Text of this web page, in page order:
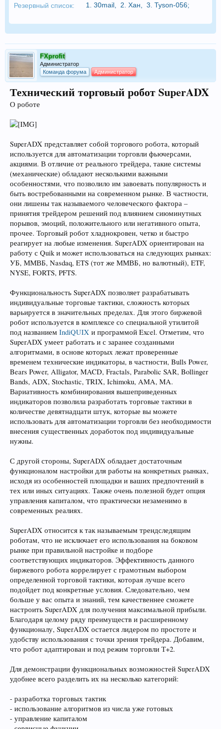
Резервный список:
1. 30mail 2. Хан 3. Tyson-056;
FXprofit
Администратор
Команда форума
Администратор
Технический торговый робот SuperADX
О роботе
SuperADX представляет собой торгового робота, который
используется для автоматизации торговли фьючерсами,
акциями. В отличие от реального трейдера, такие системы
(механические) обладают несколькими важными
особенностями, что позволило им завоевать популярность и
быть востребованными на современном рынке. В частности,
они лишены так называемого человеческого фактора –
принятия трейдером решений под влиянием сиюминутных
порывов, эмоций, положительного или негативного опыта,
прочее. Торговый робот хладнокровен, четко и быстро
реагирует на любые изменения. SuperADX ориентирован на
работу с Quik и может использоваться на следующих рынках:
УБ, ММВБ, Nasdaq, ETS (тот же ММВБ, но валютный), ETF,
NYSE, FORTS, PFTS.
Функциональность SuperADX позволяет разрабатывать
индивидуальные торговые тактики, сложность которых
варьируется в значительных пределах. Для этого биржевой
робот используется в комплексе со специальной утилитой
под названием IndiQUIX и программой Excel. Отметим, что
SuperADX умеет работать и с заранее созданными
алгоритмами, в основе которых лежат проверенные
временем технические индикаторы, в частности, Bulls Power,
Bears Power, Alligator, MACD, Fractals, Parabolic SAR, Bollinger
Bands, ADX, Stochastic, TRIX, Ichimoku, AMA, MA.
Вариативность комбинирования вышеприведенных
индикаторов позволила разработать торговые тактики в
количестве девятнадцати штук, которые вы можете
использовать для автоматизации торговли без необходимости
внесения существенных доработок под индивидуальные
нужны.
С другой стороны, SuperADX обладает достаточным
функционалом настройки для работы на конкретных рынках,
исходя из особенностей площадки и ваших предпочтений в
тех или иных ситуациях. Также очень полезной будет опция
управления капиталом, что практически незаменимо в
современных реалиях.
SuperADX относится к так называемым трендследящим
роботам, что не исключает его использования на боковом
рынке при правильной настройке и подборе
соответствующих индикаторов. Эффективность данного
биржевого робота коррелирует с грамотным выбором
определенной торговой тактики, которая лучше всего
подойдет под конкретные условия. Следовательно, чем
больше у вас опыта и знаний, тем качественнее сможете
настроить SuperADX для получения максимальной прибыли.
Благодаря целому ряду преимуществ и расширенному
функционалу, SuperADX остается лидером по простоте и
удобству использования с точки зрения трейдера. Добавим,
что робот адаптирован и под режим торговли Т+2.
Для демонстрации функциональных возможностей SuperADX
удобнее всего разделить их на несколько категорий:
- разработка торговых тактик
- использование алгоритмов из числа уже готовых
- управление капиталом